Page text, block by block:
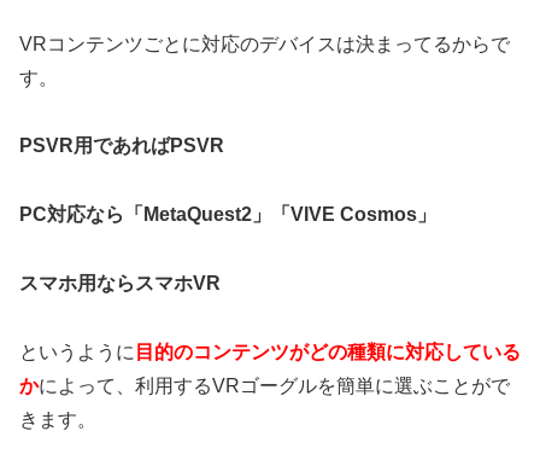
VRコンテンツごとに対応のデバイスは決まってるからで
す。
PSVR用であればPSVR
PC対応なら「MetaQuest2」「VIVE Cosmos」
スマホ用ならスマホVR
というように 目的のコンテンツがどの種類に対応している
かによって、利用するVRゴーグルを簡単に選ぶことがで
きます。